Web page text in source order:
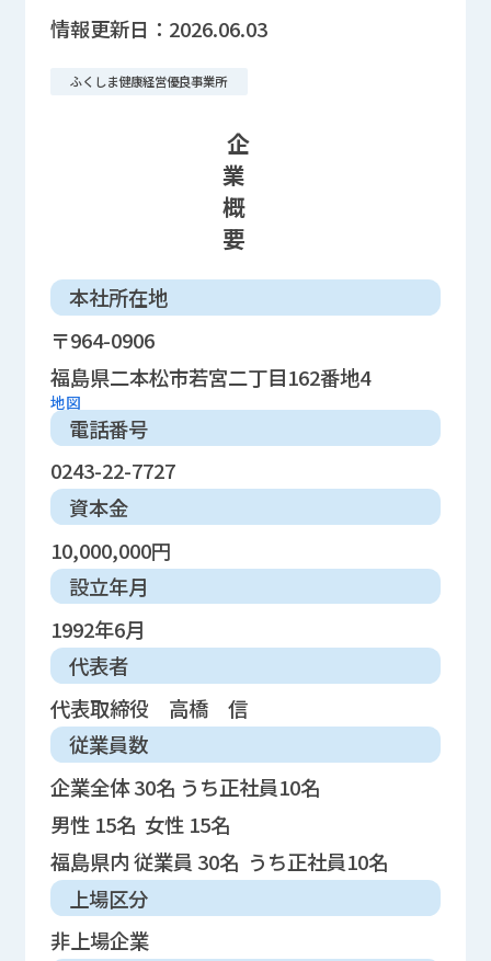
情報更新日： 2026.06.03
ふくしま健康経営優良事業所
企
業
概
要
本社所在地
〒964-0906
福島県二本松市若宮二丁目162番地4
地図
電話番号
0243-22-7727
資本金
10,000,000円
設立年月
1992年6月
代表者
代表取締役 高橋 信
従業員数
企業全体 30名 うち正社員10名
男性 15名 女性 15名
福島県内 従業員 30名 うち正社員10名
上場区分
非上場企業